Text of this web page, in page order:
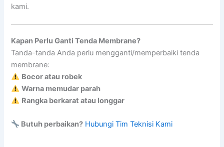
kami.
Kapan Perlu Ganti Tenda Membrane?
Tanda-tanda Anda perlu mengganti/memperbaiki tenda
membrane:
Bocor atau robek
Warna memudar parah
Rangka berkarat atau longgar
Butuh perbaikan? Hubungi Tim Teknisi Kami